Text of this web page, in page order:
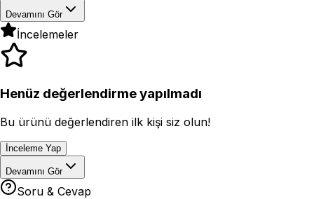
Devamını Gör
İncelemeler
Henüz değerlendirme yapılmadı
Bu ürünü değerlendiren ilk kişi siz olun!
İnceleme Yap
Devamını Gör
Soru & Cevap